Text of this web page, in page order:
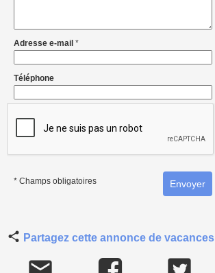
Adresse e-mail *
Téléphone
* Champs obligatoires
Partagez cette annonce de vacances